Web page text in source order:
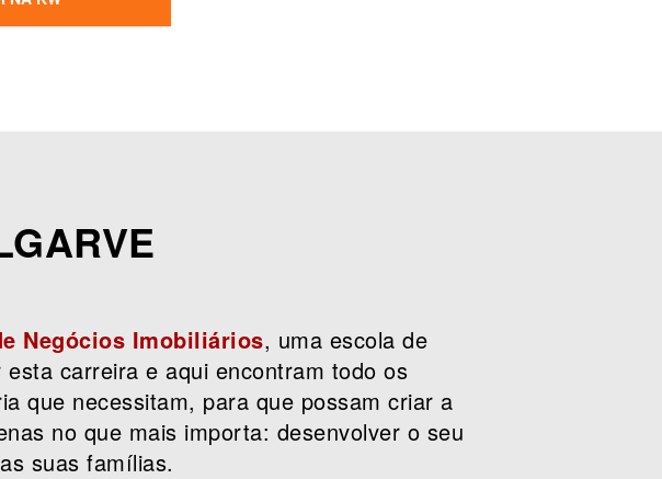
Negócios Imobiliários, uma escola de
carreira e aqui encontram todo os
que necessitam, para que possam criar a
no que mais importa: desenvolver o seu
suas famílias.